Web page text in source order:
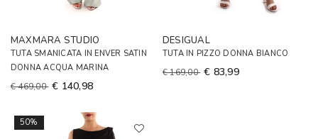
MAXMARA STUDIO
TUTA SMANICATA IN ENVER SATIN
DONNA ACQUA MARINA
€ 469,00 € 140,98
DESIGUAL
TUTA IN PIZZO DONNA BIANCO
€ 169,00 € 83,99
50%